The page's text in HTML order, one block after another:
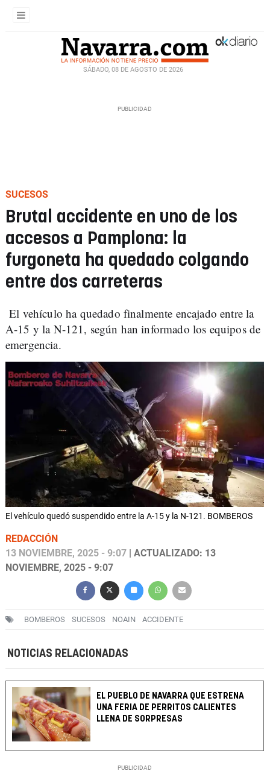
SÁBADO, 08 DE AGOSTO DE 2026
SUCESOS
Brutal accidente en uno de los
accesos a Pamplona: la
furgoneta ha quedado colgando
entre dos carreteras
El vehículo ha quedado finalmente encajado entre la
A-15 y la N-121, según han informado los equipos de
emergencia.
El vehículo quedó suspendido entre la A-15 y la N-121. BOMBEROS
REDACCIÓN
13 NOVIEMBRE, 2025 - 9:07 | ACTUALIZADO: 13
NOVIEMBRE, 2025 - 9:07
BOMBEROS SUCESOS NOAIN ACCIDENTE
NOTICIAS RELACIONADAS
EL PUEBLO DE NAVARRA QUE ESTRENA
UNA FERIA DE PERRITOS CALIENTES
LLENA DE SORPRESAS